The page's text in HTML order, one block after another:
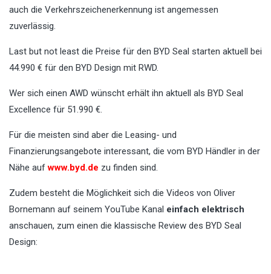
auch die Verkehrszeichenerkennung ist angemessen
zuverlässig.
Last but not least die Preise für den BYD Seal starten aktuell bei
44.990 € für den BYD Design mit RWD.
Wer sich einen AWD wünscht erhält ihn aktuell als BYD Seal
Excellence für 51.990 €.
Für die meisten sind aber die Leasing- und
Finanzierungsangebote interessant, die vom BYD Händler in der
Nähe aufwww.byd.de zu finden sind.
Zudem besteht die Möglichkeit sich die Videos von Oliver
Bornemann auf seinem YouTube Kanal einfach elektrisch
anschauen, zum einen die klassische Review des BYD Seal
Design: